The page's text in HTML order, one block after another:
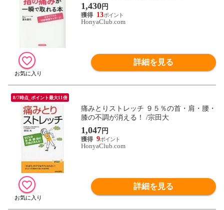
チ・・・ /富永喜代
1,430円
13
HonyaClub.com
詳細を見る
8/7時点_ポイント最大11倍
痛みとりストレッチ ９５％の首・肩・腰・
膝の不調が消える！ /宗田大
1,047 円
9
HonyaClub.com
詳細を見る